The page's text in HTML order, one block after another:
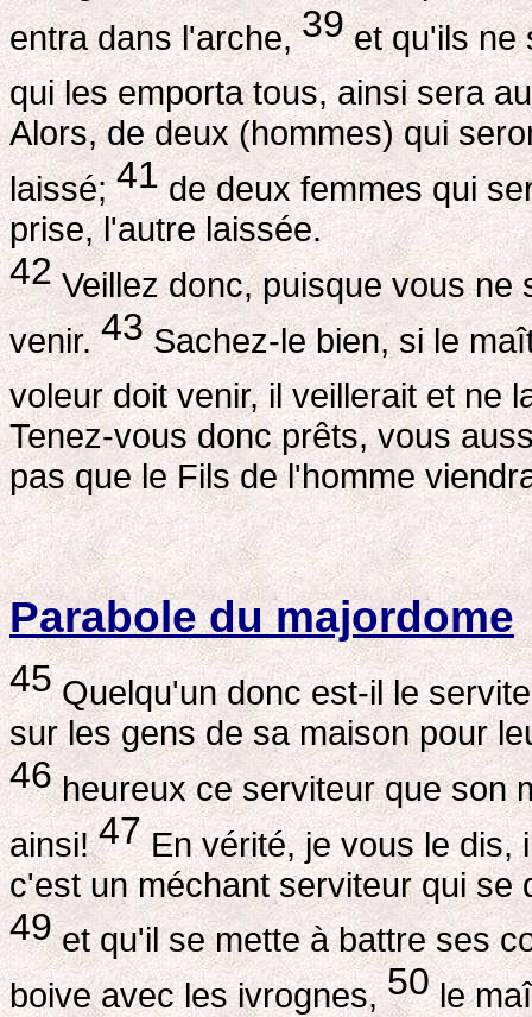
entra dans l'arche,39et qu'ils ne
qui les emporta tous, ainsi sera
Alors, de deux (hommes) qui
laissé;41de deux femmes qui
prise, l'autre laissée.
42Veillez donc, puisque vous ne
venir.43Sachez-le bien, si le
voleur doit venir, il veillerait et ne
Tenez-vous donc prêts, vous
pas que le Fils de l'homme
Parabole du majordome
45Quelqu'un donc est-il le
sur les gens de sa maison pour
46heureux ce serviteur que son
ainsi!47En vérité, je vous le dis,
c'est un méchant serviteur qui se
49et qu'il se mette à battre ses
boive avec les ivrognes,50le